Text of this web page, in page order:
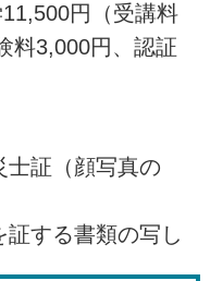
円（受講料
料3,000円、認証
証（顔写真の
する書類の写し